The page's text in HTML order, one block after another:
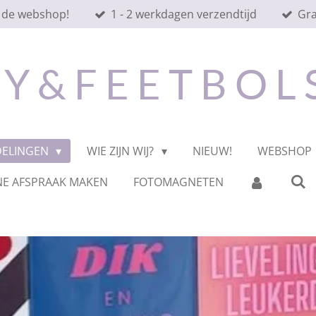
webshop! 1 - 2 werkdagen verzendtijd
& F E E T B O L
WIE ZIJN WIJ? NIEUW!
WEBSHOP
AFSPRAAK MAKEN
FOTOMAGNETEN